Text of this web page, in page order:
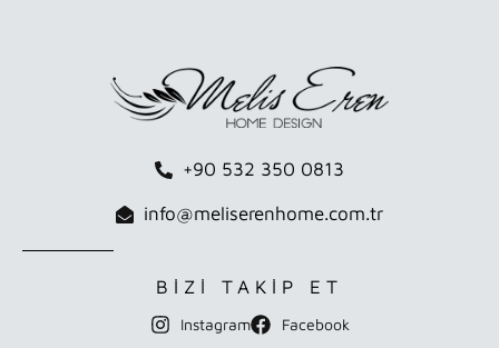
+90 532 350 0813
info@meliserenhome.com.tr
BİZİ TAKİP ET
Instagram Facebook